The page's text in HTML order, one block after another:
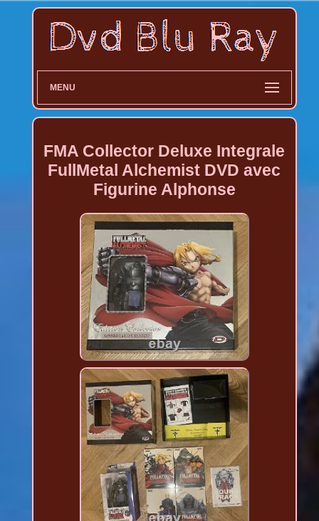
MENU
FMA Collector Deluxe Integrale
FullMetal Alchemist DVD avec
Figurine Alphonse